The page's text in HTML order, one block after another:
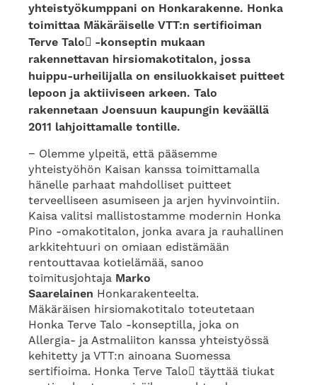
yhteistyökumppani on Honkarakenne. Honka
toimittaa Mäkäräiselle VTT:n sertifioiman
Terve Talo -konseptin mukaan
rakennettavan hirsiomakotitalon, jossa
huippu-urheilijalla on ensiluokkaiset puitteet
lepoon ja aktiiviseen arkeen. Talo
rakennetaan Joensuun kaupungin keväällä
2011 lahjoittamalle tontille.
− Olemme ylpeitä, että pääsemme
yhteistyöhön Kaisan kanssa toimittamalla
hänelle parhaat mahdolliset puitteet
terveelliseen asumiseen ja arjen hyvinvointiin.
Kaisa valitsi mallistostamme modernin Honka
Pino -omakotitalon, jonka avara ja rauhallinen
arkkitehtuuri on omiaan edistämään
rentouttavaa kotielämää, sanoo
toimitusjohtaja Marko
Saarelainen Honkarakenteelta.
Mäkäräisen hirsiomakotitalo toteutetaan
Honka Terve Talo -konseptilla, joka on
Allergia- ja Astmaliiton kanssa yhteistyössä
kehitetty ja VTT:n ainoana Suomessa
sertifioima. Honka Terve Talo täyttää tiukat